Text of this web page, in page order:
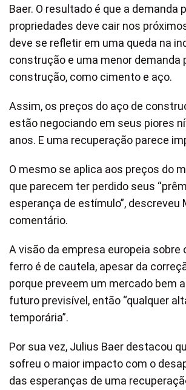
Baer. O resultado é que a demanda
propriedades deve cair nos
deve se refletir em uma queda na
construção e uma menor demanda
construção, como cimento e aço.
Assim, os preços do aço de
estão negociando em seus piores
anos. E uma recuperação parece
O mesmo se aplica aos preços do
que parecem ter perdido seus
esperança de estímulo”, descreveu
comentário.
A visão da empresa europeia sobre
ferro é de cautela, apesar da
porque preveem um mercado bem
futuro previsível, então “qualquer
temporária”.
Por sua vez, Julius Baer destacou
sofreu o maior impacto com o
das esperanças de uma